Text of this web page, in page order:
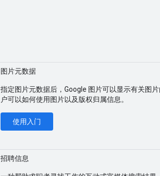
图片元数据
指定图片元数据后，Google 图片可以显示有关图
户可以如何使用图片以及版权归属信息。
使用入门
招聘信息